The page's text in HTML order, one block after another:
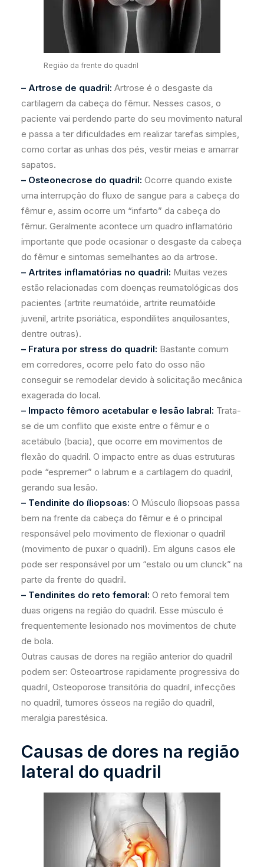
Região da frente do quadril
– Artrose de quadril: Artrose é o desgaste da
cartilagem da cabeça do fêmur. Nesses casos, o
paciente vai perdendo parte do seu movimento natural
e passa a ter dificuldades em realizar tarefas simples,
como cortar as unhas dos pés, vestir meias e amarrar
sapatos.
– Osteonecrose do quadril: Ocorre quando existe
uma interrupção do fluxo de sangue para a cabeça do
fêmur e, assim ocorre um “infarto” da cabeça do
fêmur. Geralmente acontece um quadro inflamatório
importante que pode ocasionar o desgaste da cabeça
do fêmur e sintomas semelhantes ao da artrose.
– Artrites inflamatórias no quadril: Muitas vezes
estão relacionadas com doenças reumatológicas dos
pacientes (artrite reumatóide, artrite reumatóide
juvenil, artrite psoriática, espondilites anquilosantes,
dentre outras).
– Fratura por stress do quadril: Bastante comum
em corredores, ocorre pelo fato do osso não
conseguir se remodelar devido à solicitação mecânica
exagerada do local.
– Impacto fêmoro acetabular e lesão labral: Trata-
se de um conflito que existe entre o fêmur e o
acetábulo (bacia), que ocorre em movimentos de
flexão do quadril. O impacto entre as duas estruturas
pode “espremer” o labrum e a cartilagem do quadril,
gerando sua lesão.
– Tendinite do íliopsoas: O Músculo íliopsoas passa
bem na frente da cabeça do fêmur e é o principal
responsável pelo movimento de flexionar o quadril
(movimento de puxar o quadril). Em alguns casos ele
pode ser responsável por um “estalo ou um clunck” na
parte da frente do quadril.
– Tendinites do reto femoral: O reto femoral tem
duas origens na região do quadril. Esse músculo é
frequentemente lesionado nos movimentos de chute
de bola.
Outras causas de dores na região anterior do quadril
podem ser: Osteoartrose rapidamente progressiva do
quadril, Osteoporose transitória do quadril, infecções
no quadril, tumores ósseos na região do quadril,
meralgia parestésica.
Causas de dores na região
lateral do quadril